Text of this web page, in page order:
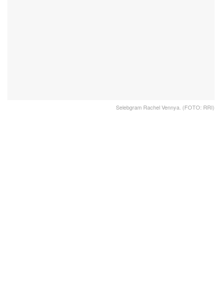
Selebgram Rachel Vennya. (FOTO: RRI)